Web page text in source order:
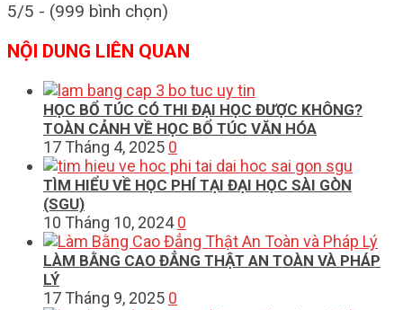
5/5 - (999 bình chọn)
NỘI DUNG LIÊN QUAN
HỌC BỔ TÚC CÓ THI ĐẠI HỌC ĐƯỢC KHÔNG?
TOÀN CẢNH VỀ HỌC BỔ TÚC VĂN HÓA
17 Tháng 4, 2025 0
TÌM HIỂU VỀ HỌC PHÍ TẠI ĐẠI HỌC SÀI GÒN
(SGU)
10 Tháng 10, 2024 0
LÀM BẰNG CAO ĐẲNG THẬT AN TOÀN VÀ PHÁP
LÝ
17 Tháng 9, 2025 0